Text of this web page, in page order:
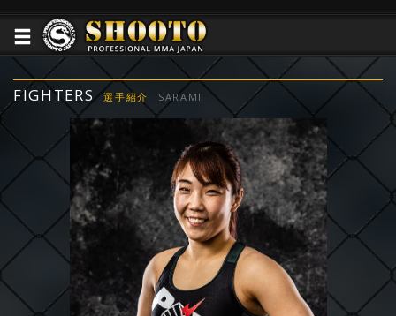
FIGHTERS 選手紹介 SARAMI